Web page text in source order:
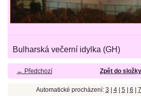
Bulharská večerní idylka (GH)
← Předchozí Zpět do složky
Automatické procházení: 3 4| 5| 6 7